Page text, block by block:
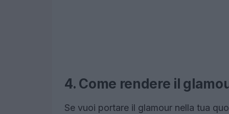
4. Come rendere il
Se vuoi portare il glamour nella tua